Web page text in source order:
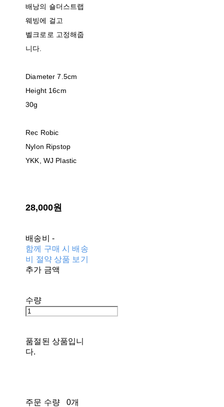
배낭의 숄더스트랩
웨빙에 걸고
벨크로로 고정해줍
니다.
Diameter 7.5cm
Height 16cm
30g
Rec Robic
Nylon Ripstop
YKK, WJ Plastic
28,000원
배송비 -
함께 구매 시 배송
비 절약 상품 보기
추가 금액
수량
품절된 상품입니
다.
주문 수량
0개